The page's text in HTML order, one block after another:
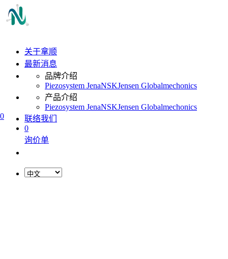
0
关于拿顺
最新消息
品牌介绍
Piezosystem JenaNSKJensen Globalmechonics
产品介绍
Piezosystem JenaNSKJensen Globalmechonics
联络我们
0
询价单